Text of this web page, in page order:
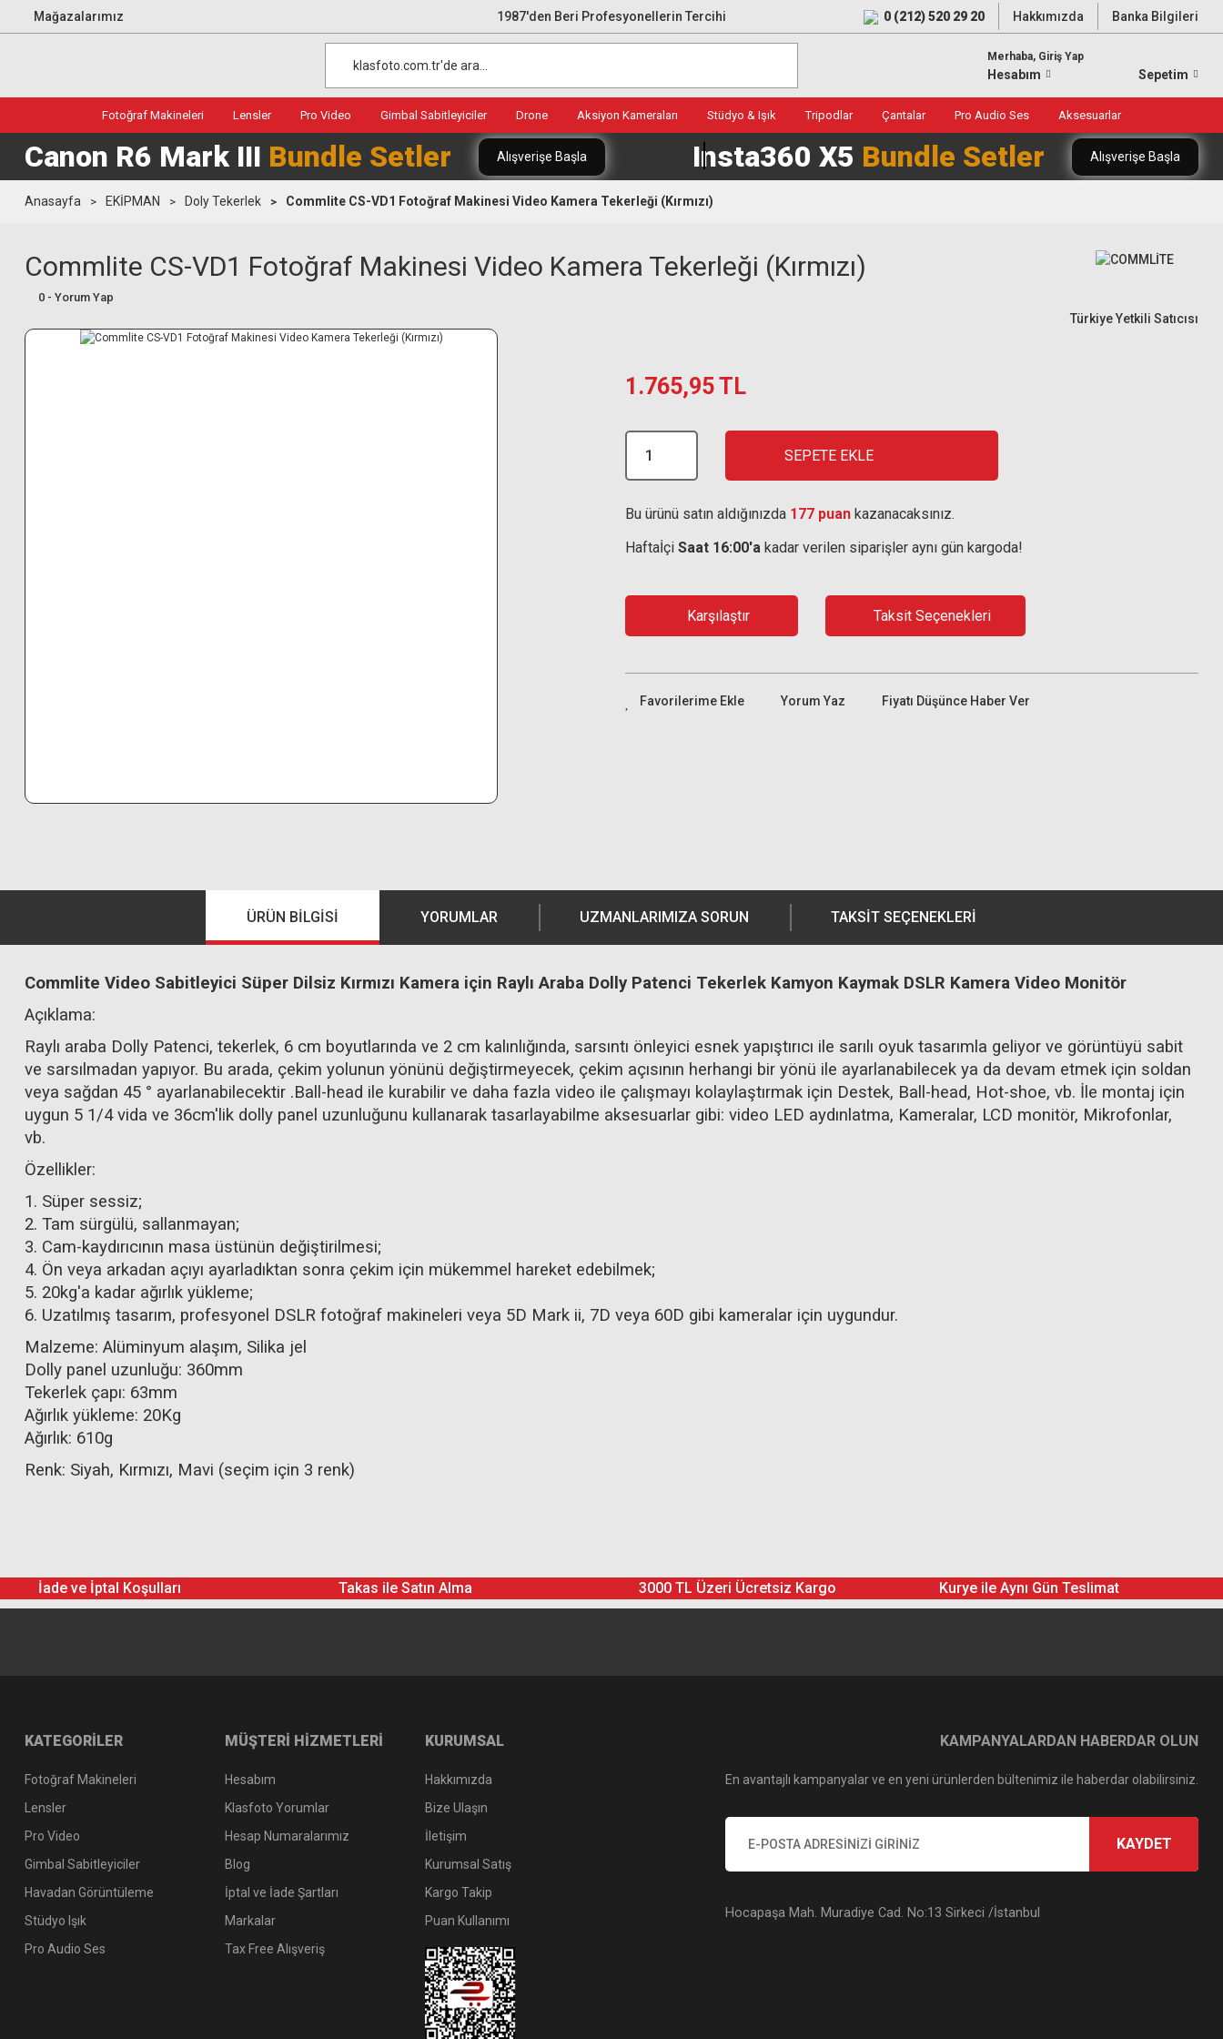
Mağazalarımız 1987'den Beri Profesyonellerin Tercihi 0 (212) 520 29 20 Hakkımızda Banka Bilgileri
Merhaba, Giriş Yap
Hesabım Sepetim
Fotoğraf Makineleri Lensler Pro Video Gimbal Sabitleyiciler Drone Aksiyon Kameraları Stüdyo & Işık Tripodlar Çantalar Pro Audio Ses Aksesuarlar
Canon R6 Mark III Bundle Setler Alışverişe Başla Insta360 X5 Bundle Setler Alışverişe Başla
Anasayfa EKİPMAN Doly Tekerlek Commlite CS-VD1 Fotoğraf Makinesi Video Kamera Tekerleği (Kırmızı)
Commlite CS-VD1 Fotoğraf Makinesi Video Kamera Tekerleği (Kırmızı)
0 - Yorum Yap
Türkiye Yetkili Satıcısı
1.765,95 TL
SEPETE EKLE
Bu ürünü satın aldığınızda 177 puan kazanacaksınız.
Haftaİçi Saat 16:00'a kadar verilen siparişler aynı gün kargoda!
Karşılaştır Taksit Seçenekleri
Yorum Yaz Fiyatı Düşünce Haber Ver
ÜRÜN BILGISI YORUMLAR UZMANLARIMIZA SORUN TAKSIT SEÇENEKLERI
Commlite Video Sabitleyici Süper Dilsiz Kırmızı Kamera için Raylı Araba Dolly Patenci Tekerlek Kamyon Kaymak DSLR Kamera Video Monitör
Açıklama:
Raylı araba Dolly Patenci, tekerlek, 6 cm boyutlarında ve 2 cm kalınlığında, sarsıntı önleyici esnek yapıştırıcı ile sarılı oyuk tasarımla geliyor ve görüntüyü sabit
ve sarsılmadan yapıyor. Bu arada, çekim yolunun yönünü değiştirmeyecek, çekim açısının herhangi bir yönü ile ayarlanabilecek ya da devam etmek için soldan
veya sağdan 45 ° ayarlanabilecektir .Ball-head ile kurabilir ve daha fazla video ile çalışmayı kolaylaştırmak için Destek, Ball-head, Hot-shoe, vb. İle montaj için
uygun 5 1/4 vida ve 36cm'lik dolly panel uzunluğunu kullanarak tasarlayabilme aksesuarlar gibi: video LED aydınlatma, Kameralar, LCD monitör, Mikrofonlar,
vb.
Özellikler:
1. Süper sessiz;
2. Tam sürgülü, sallanmayan;
3. Cam-kaydırıcının masa üstünün değiştirilmesi;
4. Ön veya arkadan açıyı ayarladıktan sonra çekim için mükemmel hareket edebilmek;
5. 20kg'a kadar ağırlık yükleme;
6. Uzatılmış tasarım, profesyonel DSLR fotoğraf makineleri veya 5D Mark ii, 7D veya 60D gibi kameralar için uygundur.
Malzeme: Alüminyum alaşım, Silika jel
Dolly panel uzunluğu: 360mm
Tekerlek çapı: 63mm
Ağırlık yükleme: 20Kg
Ağırlık: 610g
Renk: Siyah, Kırmızı, Mavi (seçim için 3 renk)
İade ve İptal Koşulları Takas ile Satın Alma 3000 TL Üzeri Ücretsiz Kargo Kurye ile Aynı Gün Teslimat
KATEGORİLER
Fotoğraf Makineleri
Lensler
Pro Video
Gimbal Sabitleyiciler
Havadan Görüntüleme
Stüdyo Işık
Pro Audio Ses
MÜŞTERİ HİZMETLERİ
Hesabım
Klasfoto Yorumlar
Hesap Numaralarımız
Blog
İptal ve İade Şartları
Markalar
Tax Free Alışveriş
KURUMSAL
Hakkımızda
Bize Ulaşın
İletişim
Kurumsal Satış
Kargo Takip
Puan Kullanımı
KAMPANYALARDAN HABERDAR OLUN
En avantajlı kampanyalar ve en yeni ürünlerden bültenimiz ile haberdar olabilirsiniz.
KAYDET
Hocapaşa Mah. Muradiye Cad. No:13 Sirkeci /İstanbul